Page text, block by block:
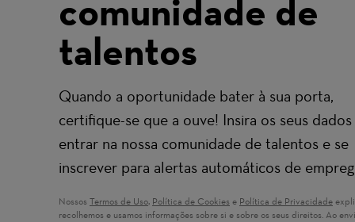
comunidade de
talentos
Quando a oportunidade bater à sua porta,
certifique-se que a ouve! Insira os seus dados
entrar na nossa comunidade de talentos e se
inscrever para alertas automáticos de
Nossos Termos de Uso(opens in new window)
, Política de Cookies (opens in new window)
e Política de Privacidade
recolhemos e usamos informações sobre si e sobre os seus direitos. Ao